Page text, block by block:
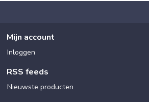
Mijn account
Inloggen
RSS feeds
Nieuwste producten